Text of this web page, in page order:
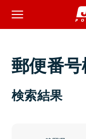
郵便番
検索結果